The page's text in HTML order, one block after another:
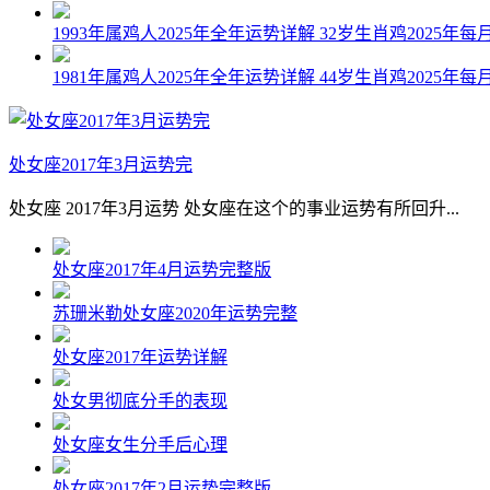
1993年属鸡人2025年全年运势详解 32岁生肖鸡2025年每
1981年属鸡人2025年全年运势详解 44岁生肖鸡2025年每
处女座2017年3月运势完
处女座 2017年3月运势 处女座在这个的事业运势有所回升...
处女座2017年4月运势完整版
苏珊米勒处女座2020年运势完整
处女座2017年运势详解
处女男彻底分手的表现
处女座女生分手后心理